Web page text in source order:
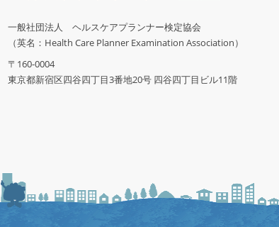
一般社団法人 ヘルスケアプランナー検定協会
（英名：Health Care Planner Examination Association）
〒160-0004
東京都新宿区四谷四丁目3番地20号 四谷四丁目ビル11階